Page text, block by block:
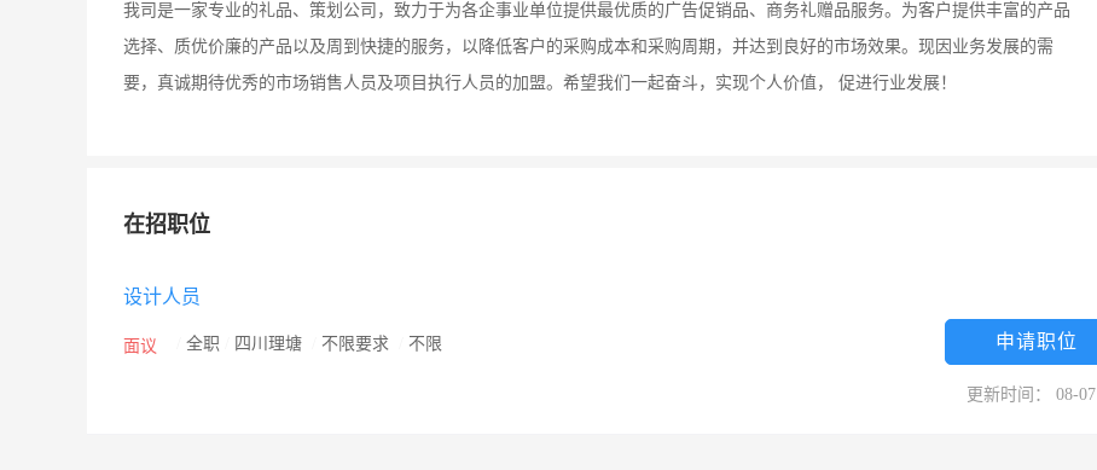
我司是一家专业的礼品、策划公司，致力于为各企事业单位提供最优质的广告促销品、商务礼赠品服务。为客户提供丰富的产品
选择、质优价廉的产品以及周到快捷的服务，以降低客户的采购成本和采购周期，并达到良好的市场效果。现因业务发展的需
要，真诚期待优秀的市场销售人员及项目执行人员的加盟。希望我们一起奋斗，实现个人价值， 促进行业发展！
在招职位
设计人员
面议 全职 四川理塘 不限要求 不限 申请职位
更新时间： 08-07